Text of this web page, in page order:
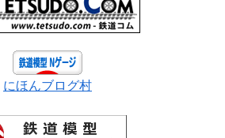
にほんブログ村